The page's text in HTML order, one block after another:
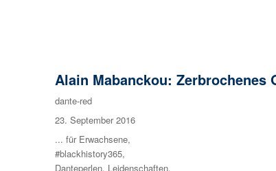
Alain Mabanckou: Zerbrochenes
Autor
dante-red
Veröffentlicht
am
23. September 2016
Kategorien
... für Erwachsene,
#blackhistory365,
Danteperlen, Leidenschaften,